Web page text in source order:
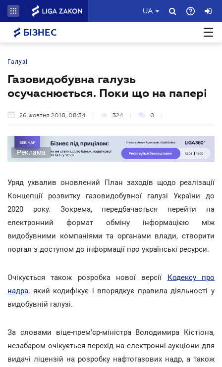
UA
БІЗНЕС
Галузі
Газовидобувна галузь
осучаснюється. Поки що на папері
26 жовтня 2018, 08:34 324 0
Реклама
Уряд ухвалив оновлений План заходів щодо реалізації
Концепції розвитку газовидобувної галузі України до
2020 року. Зокрема, передбачається перейти на
електронний формат обміну інформацією між
видобувними компаніями та органами влади, створити
портал з доступом до інформації про українські ресурси.
Очікується також розробка нової версії Кодексу про
надра, який кодифікує і впорядкує правила діяльності у
видобувній галузі.
За словами віце-прем'єр-міністра Володимира Кістіона,
незабаром очікується перехід на електронні аукціони для
видачі ліцензій на розробку нафтогазових надр, а також